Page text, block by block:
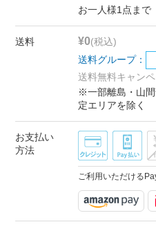
お一人様1点まで
送料 ¥0(税込)
送料グループ：
送料無料キャン
※一部離島・山
定エリアを除く
お支払い
方法
ご利用いただける